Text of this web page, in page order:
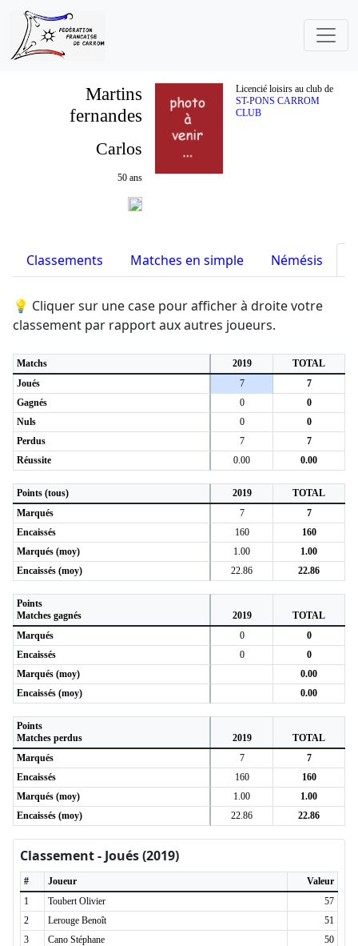
Martins
fernandes
Licencié loisirs au club de
ST-PONS CARROM
CLUB
Carlos
50 ans
Classements Matches en simple Némésis
💡 Cliquer sur une case pour afficher à droite votre
classement par rapport aux autres joueurs.
Matchs 2019
TOTAL
Joués
7
7
Gagnés
0
0
Nuls
0
0
Perdus
7
7
Réussite
0.00 0.00
Points (tous) 2019
TOTAL
Marqués
7
7
Encaissés
160
160
Marqués (moy)
1.00
1.00
Encaissés (moy)
22.86 22.86
Points
Matches gagnés
2019
TOTAL
Marqués
0
0
Encaissés
0
0
Marqués (moy)
0.00
Encaissés (moy)
0.00
Points
Matches perdus
2019
TOTAL
Marqués
7
7
Encaissés
160
160
Marqués (moy)
1.00
1.00
Encaissés (moy)
22.86 22.86
Classement - Joués (2019)
# Joueur
Valeur
1
Toubert Olivier
57
2
Lerouge Benoît
51
3
Cano Stéphane
50